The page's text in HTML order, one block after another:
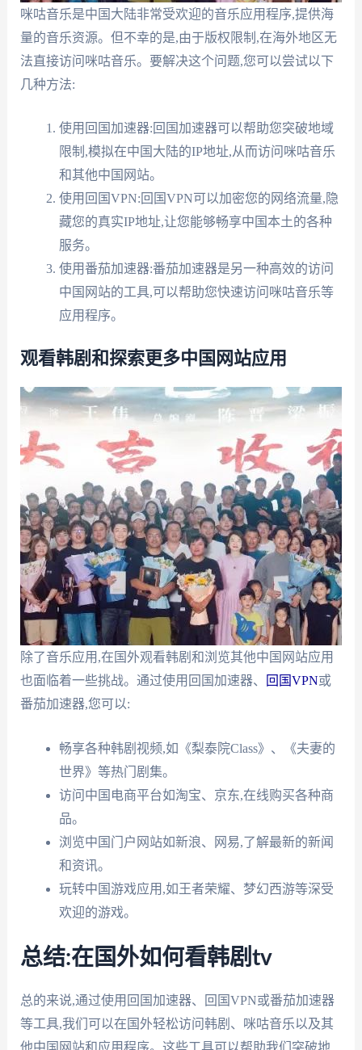
咪咕音乐是中国大陆非常受欢迎的音乐应用程序,提供海
量的音乐资源。但不幸的是,由于版权限制,在海外地区无
法直接访问咪咕音乐。要解决这个问题,您可以尝试以下
几种方法:
使用回国加速器:回国加速器可以帮助您突破地域
限制,模拟在中国大陆的IP地址,从而访问咪咕音乐
和其他中国网站。
使用回国VPN:回国VPN可以加密您的网络流量,隐
藏您的真实IP地址,让您能够畅享中国本土的各种
服务。
使用番茄加速器:番茄加速器是另一种高效的访问
中国网站的工具,可以帮助您快速访问咪咕音乐等
应用程序。
观看韩剧和探索更多中国网站应用
除了音乐应用,在国外观看韩剧和浏览其他中国网站应用
也面临着一些挑战。通过使用回国加速器、
回国VPN或
番茄加速器,您可以:
畅享各种韩剧视频,如《梨泰院Class》、《夫妻的
世界》等热门剧集。
访问中国电商平台如淘宝、京东,在线购买各种商
品。
浏览中国门户网站如新浪、网易,了解最新的新闻
和资讯。
玩转中国游戏应用,如王者荣耀、梦幻西游等深受
欢迎的游戏。
总结:在国外如何看韩剧tv
总的来说,通过使用回国加速器、回国VPN或番茄加速器
等工具,我们可以在国外轻松访问韩剧、咪咕音乐以及其
他中国网站和应用程序。这些工具可以帮助我们突破地